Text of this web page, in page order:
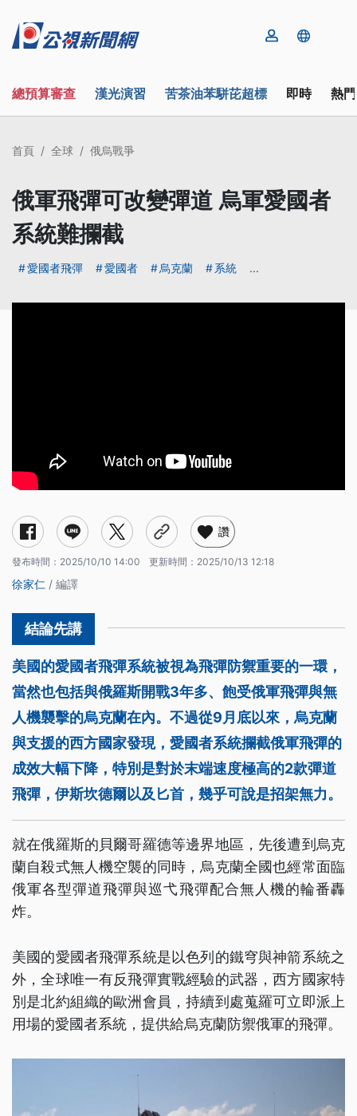
總預算審查 漢光演習 苦茶油苯駢芘超標 即時 熱
首頁 全球 俄烏戰爭
俄軍飛彈可改變彈道 烏軍愛國者
系統難攔截
愛國者飛彈 愛國者 烏克蘭 系統 ...
讚
發布時間： 2025/10/10 14:00 更新時間： 2025/10/13 12:18
徐家仁 / 編譯
美國的愛國者飛彈系統被視為飛彈防禦重要的一環，
當然也包括與俄羅斯開戰3年多、飽受俄軍飛彈與無
人機襲擊的烏克蘭在內。不過從9月底以來，烏克蘭
與支援的西方國家發現，愛國者系統攔截俄軍飛彈的
成效大幅下降，特別是對於末端速度極高的2款彈道
飛彈，伊斯坎德爾以及匕首，幾乎可說是招架無力。
就在俄羅斯的貝爾哥羅德等邊界地區，先後遭到烏克
蘭自殺式無人機空襲的同時，烏克蘭全國也經常面臨
俄軍各型彈道飛彈與巡弋飛彈配合無人機的輪番轟
炸。
美國的愛國者飛彈系統是以色列的鐵穹與神箭系統之
外，全球唯一有反飛彈實戰經驗的武器，西方國家特
別是北約組織的歐洲會員，持續到處蒐羅可立即派上
用場的愛國者系統，提供給烏克蘭防禦俄軍的飛彈。